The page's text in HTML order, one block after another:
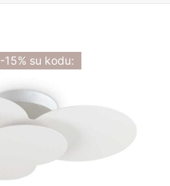
-15% su kodu: